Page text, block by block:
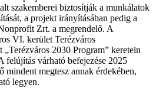
szakemberei biztosítják a munkálatok
a projekt irányításában pedig a
Zrt. a megrendelő. A
VI. kerület Terézváros
2030 Program” keretein
felújítás várható befejezése 2025
mindent megtesz annak érdekében,
legyen.